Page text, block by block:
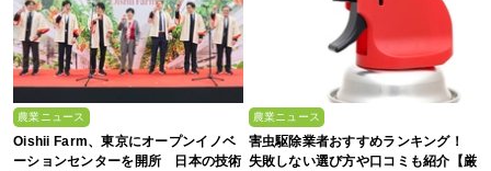
農業ニュース
Oishii Farm、東京にオープンイノベ
ーションセンターを開所 日本の技術
農業ニュース
害虫駆除業者おすすめランキング！
失敗しない選び方や口コミも紹介【厳